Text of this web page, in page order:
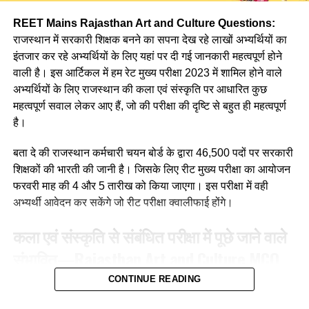
(a) जिज्ञासा
(b) अभ्यास
(c) अनुकरण
(d) उपर्युक्त सभी
Ans :- (a)
Q. मातृ भाषा से अभिप्राय है?
(c) परिजनों की भाषा
REET Mains Rajasthan Art and Culture Questions:
राजस्थान में सरकारी शिक्षक बनने का सपना देख रहे लाखों अभ्यर्थियों का
इंतजार कर रहे अभ्यर्थियों के लिए यहां पर दी गई जानकारी महत्वपूर्ण होने
वाली है। इस आर्टिकल में हम रेट मुख्य परीक्षा 2023 में शामिल होने वाले
अभ्यर्थियों के लिए राजस्थान की कला एवं संस्कृति पर आधारित कुछ
महत्वपूर्ण सवाल लेकर आए हैं, जो की परीक्षा की दृष्टि से बहुत ही महत्वपूर्ण
है।
बता दे की राजस्थान कर्मचारी चयन बोर्ड के द्वारा 46,500 पदों पर सरकारी
शिक्षकों की भारती की जानी है। जिसके लिए रीट मुख्य परीक्षा का आयोजन
फरवरी माह की 4 और 5 तारीख को किया जाएगा। इस परीक्षा में वही
अभ्यर्थी आवेदन कर सकेंगे जो रीट परीक्षा क्वालीफाई होंगे।
कला एवं संस्कृति से संबंधित परीक्षा में पूछे जाने वाले
CONTINUE READING